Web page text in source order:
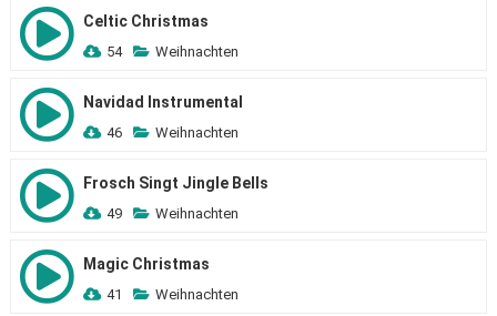
Celtic Christmas
54 Weihnachten
Navidad Instrumental
46 Weihnachten
Frosch Singt Jingle Bells
49 Weihnachten
Magic Christmas
41 Weihnachten